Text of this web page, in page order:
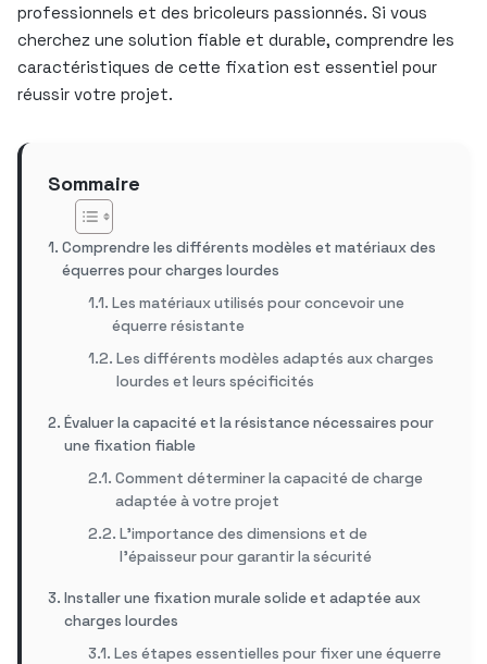
professionnels et des bricoleurs passionnés. Si vous
cherchez une solution fiable et durable, comprendre les
caractéristiques de cette fixation est essentiel pour
réussir votre projet.
Sommaire
Comprendre les différents modèles et matériaux des
équerres pour charges lourdes
Les matériaux utilisés pour concevoir une
équerre résistante
Les différents modèles adaptés aux charges
lourdes et leurs spécificités
Évaluer la capacité et la résistance nécessaires pour
une fixation fiable
Comment déterminer la capacité de charge
adaptée à votre projet
L’importance des dimensions et de
l’épaisseur pour garantir la sécurité
Installer une fixation murale solide et adaptée aux
charges lourdes
Les étapes essentielles pour fixer une équerre